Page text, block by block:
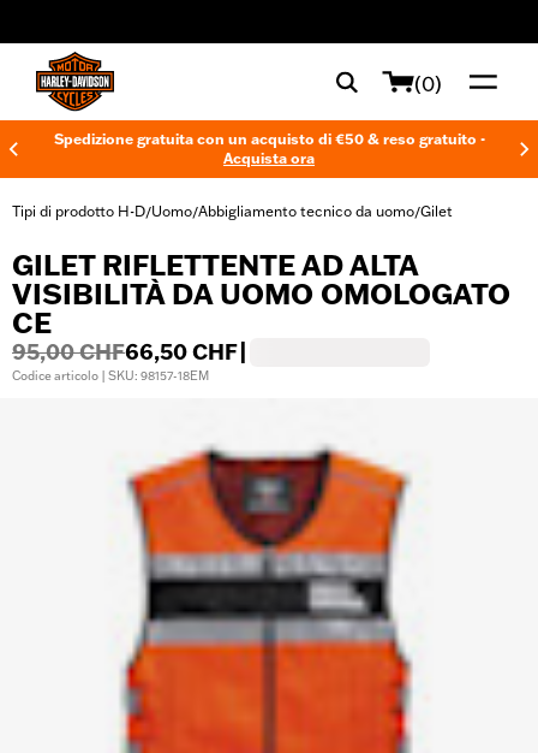
(0)
Spedizione gratuita con un acquisto di €50 & reso gratuito -
Acquista ora
Tipi di prodotto H-D/Uomo/Abbigliamento tecnico da uomo/Gilet
GILET RIFLETTENTE AD ALTA
VISIBILITÀ DA UOMO OMOLOGATO
CE
95,00 CHF66,50 CHF
Codice articolo | SKU: 98157-18EM